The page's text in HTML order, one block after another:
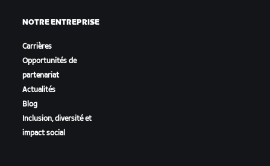
NOTRE ENTREPRISE
Carrières
Opportunités de
partenariat
Actualités
Blog
Inclusion, diversité et
impact social